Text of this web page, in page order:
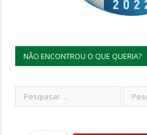
NÃO ENCONTROU O QUE QUERIA?